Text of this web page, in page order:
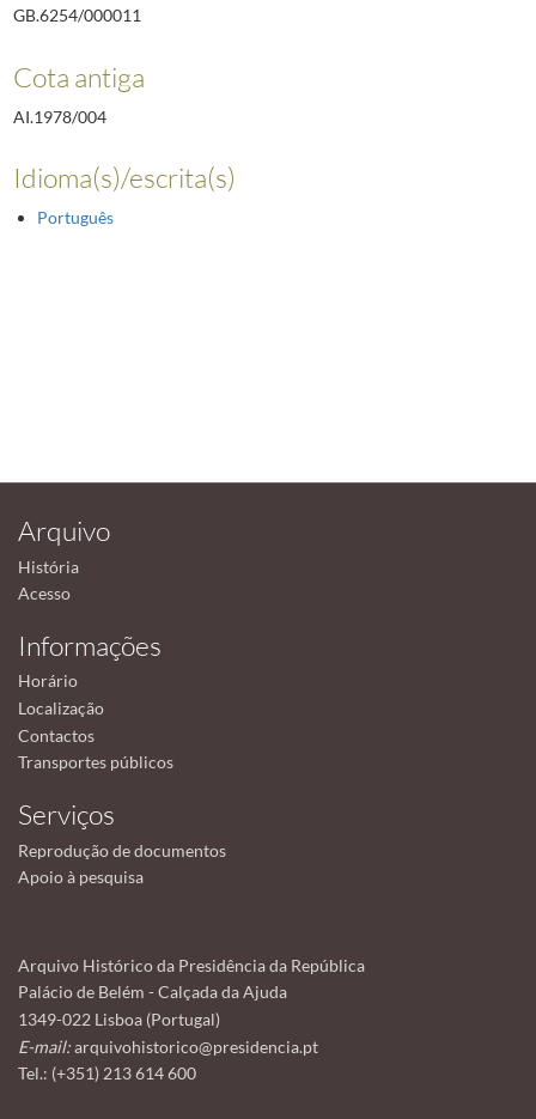
GB.6254/000011
Cota antiga
AI.1978/004
Idioma(s)/escrita(s)
Português
Arquivo
História
Acesso
Informações
Horário
Localização
Contactos
Transportes públicos
Serviços
Reprodução de documentos
Apoio à pesquisa
Arquivo Histórico da Presidência da República
Palácio de Belém - Calçada da Ajuda
1349-022 Lisboa (Portugal)
E-mail:arquivohistorico@presidencia.pt
Tel.: (+351) 213 614 600